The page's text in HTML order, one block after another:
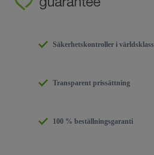
Säkerhetskontroller i världsklass
Transparent prissättning
100 % beställningsgaranti